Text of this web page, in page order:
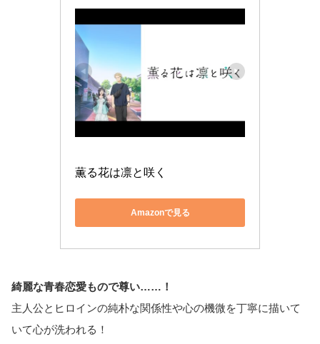
薫る花は凛と咲く
Amazonで見る
綺麗な青春恋愛もので尊い……！
主人公とヒロインの純朴な関係性や心の機微を丁寧に描いて
いて心が洗われる！